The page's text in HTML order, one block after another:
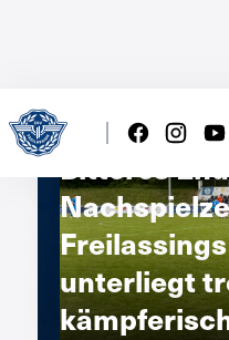
Bitteres
unterliegt